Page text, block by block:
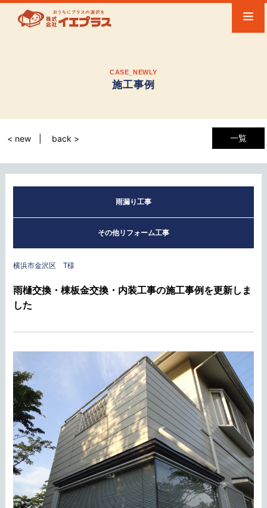
CASE_NEWLY
施工事例
一覧
< new back >
雨漏り工事
その他リフォーム工事
横浜市金沢区 T様
雨樋交換・棟板金交換・内装工事の施工事例を更新しま
した